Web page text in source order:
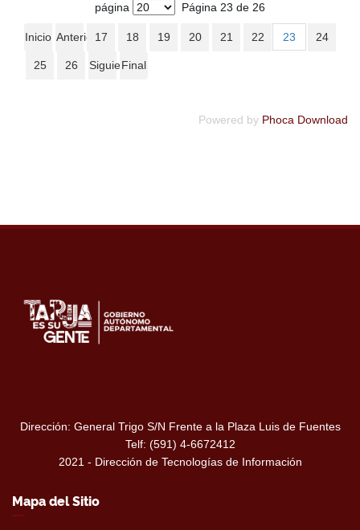
página
Página 23 de 26
Inicio Anterior17 18 19 20 21 22 23 24
25 26 Siguiente
Final
Powered by Phoca Download
Dirección: General Trigo S/N Frente a la Plaza Luis de Fuentes
Telf: (591) 4-6672412
2021 - Dirección de Tecnologías de Información
Mapa del Sitio